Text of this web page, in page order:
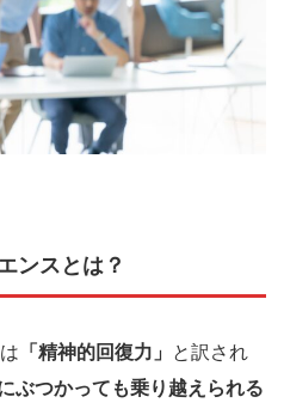
ンスとは？
「精神的回復力」 と訳され
ぶつかっても乗り越えられる